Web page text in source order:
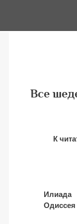
Все
К
Илиада
Одиссея